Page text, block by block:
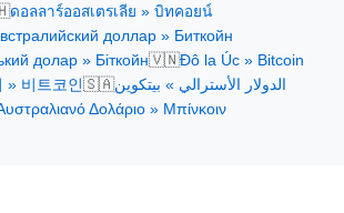
ดอลลาร์ออสเตรเลีย » บิทคอยน์
доллар » Биткойн
долар » Біткойн🇻🇳Đô la Úc » Bitcoin
» 비트코인 🇸🇦الدولار الأسترالي » بيتكوين
Δολάριο » Μπίνκοιν